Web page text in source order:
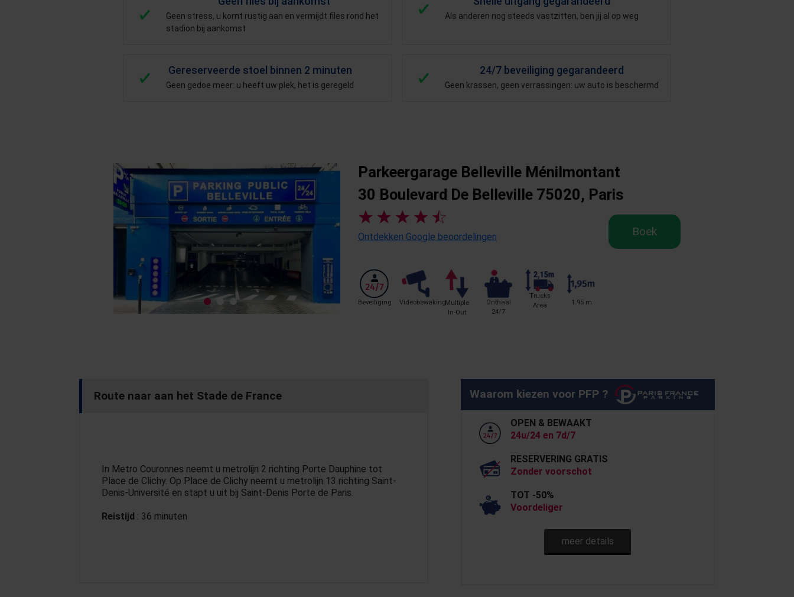
Geen stress, u komt rustig aan en vermijdt files rond het
stadion bij aankomst
Als anderen nog steeds vastzitten, ben jij al op weg
Gereserveerde stoel binnen 2 minuten
Geen gedoe meer: u heeft uw plek, het is geregeld
24/7 beveiliging gegarandeerd
Geen krassen, geen verrassingen: uw auto is beschermd
Parkeergarage Belleville Ménilmontant
30 Boulevard De Belleville 75020, Paris
Ontdekken Google beoordelingen Boek
Beveiliging VideobewakingMultiple
In-Out
Onthaal
24/7
Trucks
Area
1.95 m
Route naar aan het Stade de France
In Metro Couronnes neemt u metrolijn 2 richting Porte Dauphine tot
Place de Clichy. Op Place de Clichy neemt u metrolijn 13 richting Saint-
Denis-Université en stapt u uit bij Saint-Denis Porte de Paris.
Reistijd : 36 minuten
Waarom kiezen voor PFP ?
OPEN & BEWAAKT
24u/24 en 7d/7
RESERVERING GRATIS
Zonder voorschot
TOT -50%
Voordeliger
meer details